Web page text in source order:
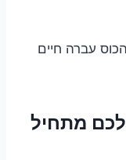
עברה חיים
שלכם מתחיל